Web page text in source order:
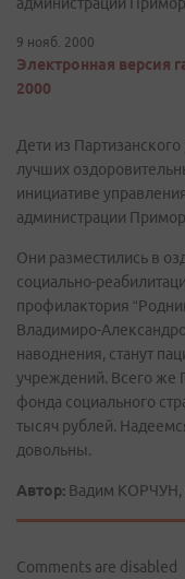
9 нояб. 2000
Электронная версия
2000
Дети из
лучших
инициативе
администрации
Они разместились в
социально-
профилактория
Владимиро-
наводнения, станут
учреждений. Всего же
фонда социального
тысяч рублей.
довольны.
Автор: Вадим КОРЧУН,
Comments are disabled